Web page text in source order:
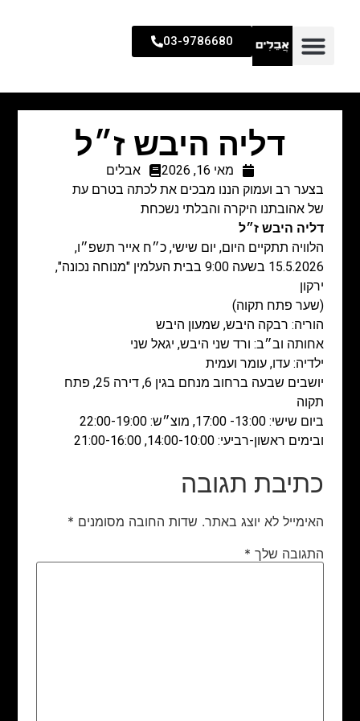
03-9786680
דליה היבש ז״ל
מאי 16, 2026
אבלים
בצער רב ועמוק הננו מבכים את לכתה בטרם עת
של אהובתנו היקרה והבלתי נשכחת
דליה היבש ז״ל
הלוויה תתקיים היום, יום שישי, כ״ח אייר תשפ״ו,
15.5.2026 בשעה 9:00 בבית העלמין "מנוחה נכונה",
ירקון
(שער פתח תקוה)
הוריה: רבקה היבש, שמעון היבש
אחותה וב״ב: ורד שני היבש, יגאל שני
ילדיה: עדו, עומר ועמית
יושבים שבעה ברחוב מנחם בגין 6, דירה 25, פתח
תקוה
ביום שישי: 13:00- 17:00, מוצ״ש: 22:00-19:00
ובימים ראשון-רביעי: 14:00-10:00, 21:00-16:00
כתיבת תגובה
האימייל לא יוצג באתר. שדות החובה מסומנים *
התגובה שלך *